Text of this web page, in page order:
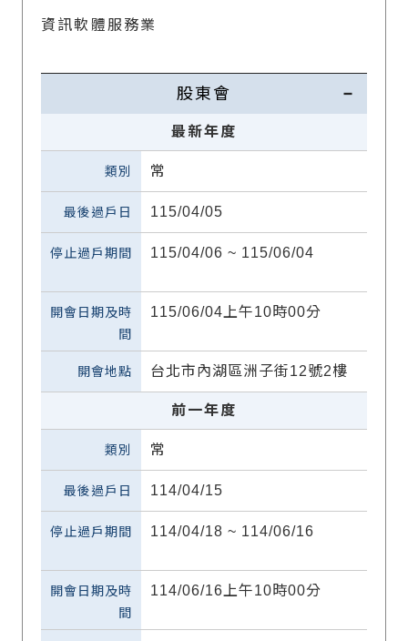
資訊軟體服務業
股東會
最新年度
常
115/04/05
115/04/06 ~ 115/06/04
115/06/04上午10時00分
台北市內湖區洲子街12號2樓
前一年度
常
114/04/15
114/04/18 ~ 114/06/16
114/06/16上午10時00分